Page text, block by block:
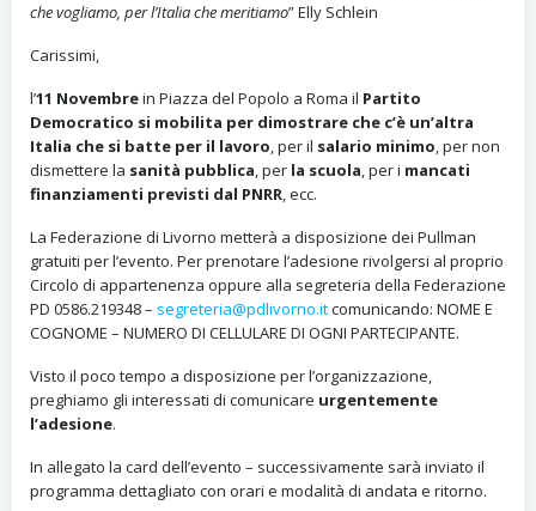
che vogliamo, per l’Italia che meritiamo” Elly Schlein
Carissimi,
l’11 Novembrein Piazza del Popolo a Roma il Partito
Democratico si mobilita per dimostrare che c’è un’altra
Italia che si batte per il lavoro, per il salario minimo, per non
dismettere la sanità pubblica, per la scuola, per i mancati
finanziamenti previsti dal PNRR, ecc.
La Federazione di Livorno metterà a disposizione dei Pullman
gratuiti per l’evento. Per prenotare l’adesione rivolgersi al proprio
Circolo di appartenenza oppure alla segreteria della Federazione
PD 0586.219348 – segreteria@pdlivorno.itcomunicando: NOME E
COGNOME – NUMERO DI CELLULARE DI OGNI PARTECIPANTE.
Visto il poco tempo a disposizione per l’organizzazione,
preghiamo gli interessati di comunicare urgentemente
l’adesione.
In allegato la card dell’evento – successivamente sarà inviato il
programma dettagliato con orari e modalità di andata e ritorno.